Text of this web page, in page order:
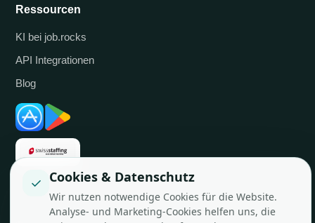
Ressourcen
KI bei job.rocks
API Integrationen
Blog
✓ Cookies & Datenschutz
Wir nutzen notwendige Cookies für die Website.
Analyse- und Marketing-Cookies helfen uns, die